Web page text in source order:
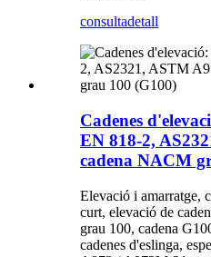
consultadetall
Cadenes
EN 818-2,
cadena NACM
Elevació i amarratge,
curt, elevació de
grau 100, cadena
cadenes d'eslinga,